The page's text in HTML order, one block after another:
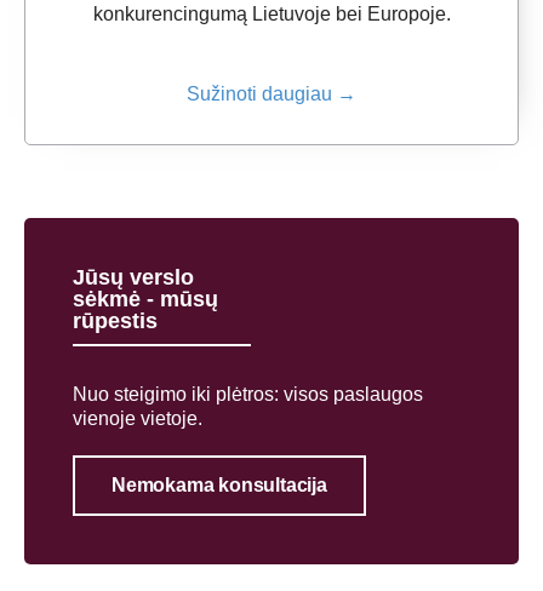
konkurencingumą Lietuvoje bei Europoje.
Sužinoti daugiau →
Jūsų verslo
sėkmė - mūsų
rūpestis
Nuo steigimo iki plėtros: visos paslaugos
vienoje vietoje.
Nemokama konsultacija